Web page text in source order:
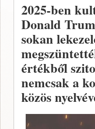
2025-ben
Donald
sokan
értékből
nemcsak a
közös